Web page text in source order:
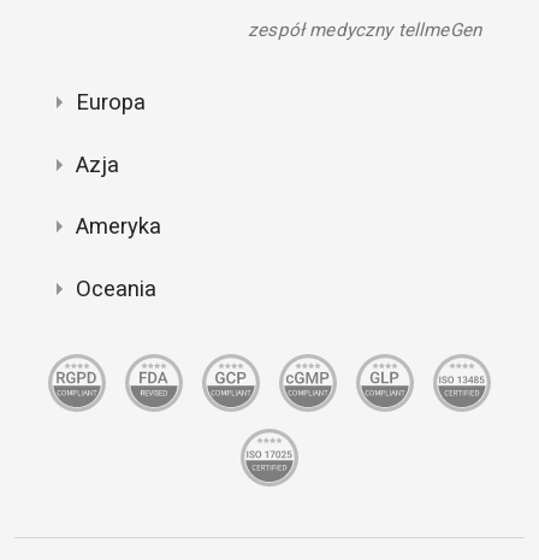
zespół medyczny tellmeGen
Europa
Azja
Ameryka
Oceania